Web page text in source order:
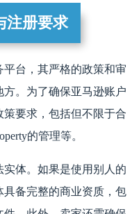
注册要求
台，其严格的政策和审
。为了确保亚马逊账户
要求，包括但不限于合
的管理等。
体。如果是使用别人的
备完整的商业资质，包